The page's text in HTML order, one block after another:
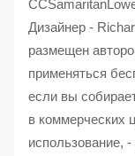
Дизайнер -
размещен
применяться
если вы
в коммерческих
использование,